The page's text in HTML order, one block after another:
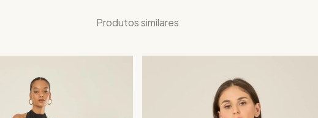
Produtos similares